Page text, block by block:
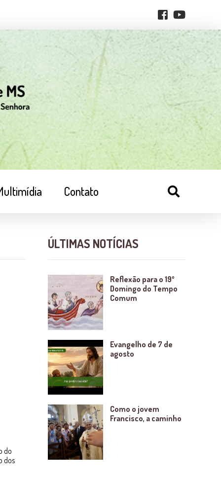
Contato
do
dos
ÚLTIMAS NOTÍCIAS
Reflexão para o 19º
Domingo do Tempo
Comum
Evangelho de 7 de
agosto
Como o jovem
Francisco, a caminho